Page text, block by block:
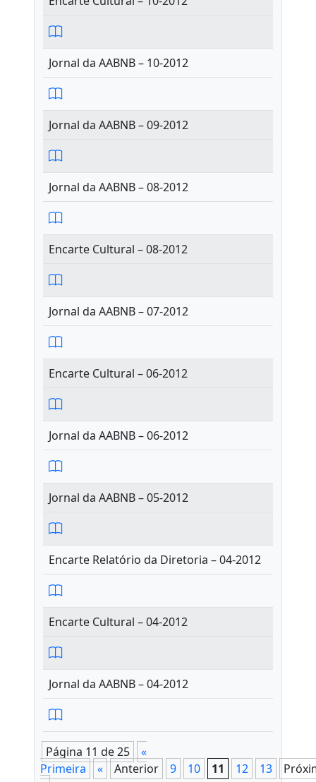
Jornal da AABNB – 10-2012
Jornal da AABNB – 09-2012
Jornal da AABNB – 08-2012
Encarte Cultural – 08-2012
Jornal da AABNB – 07-2012
Encarte Cultural – 06-2012
Jornal da AABNB – 06-2012
Jornal da AABNB – 05-2012
Encarte Relatório da Diretoria – 04-2012
Encarte Cultural – 04-2012
Jornal da AABNB – 04-2012
Página 11 de 25
«
Primeira
« Anterior 9 10 11 12 13